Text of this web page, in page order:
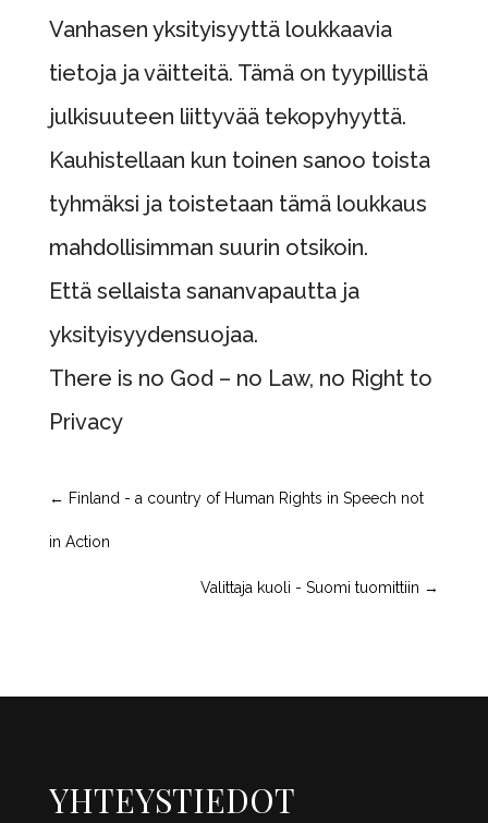
Vanhasen yksityisyyttä loukkaavia
tietoja ja väitteitä. Tämä on tyypillistä
julkisuuteen liittyvää tekopyhyyttä.
Kauhistellaan kun toinen sanoo toista
tyhmäksi ja toistetaan tämä loukkaus
mahdollisimman suurin otsikoin.
Että sellaista sananvapautta ja
yksityisyydensuojaa.
There is no God – no Law, no Right to
Privacy
← Finland - a country of Human Rights in Speech not
in Action
Valittaja kuoli - Suomi tuomittiin →
YHTEYSTIEDOT